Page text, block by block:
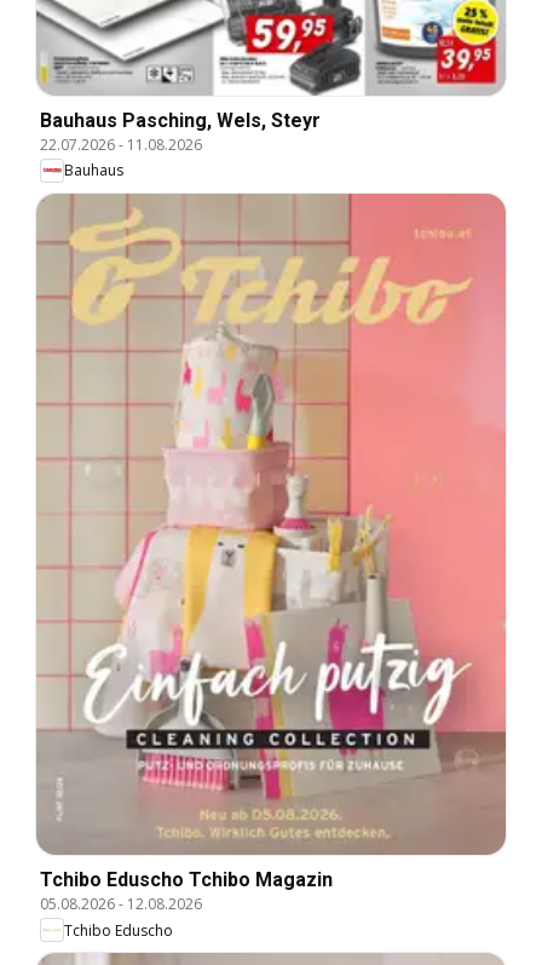
Bauhaus Pasching, Wels, Steyr
22.07.2026- 11.08.2026
Bauhaus
Tchibo Eduscho Tchibo Magazin
05.08.2026- 12.08.2026
Tchibo Eduscho